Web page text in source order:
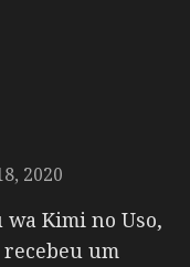
2020
Kimi no Uso,
recebeu um